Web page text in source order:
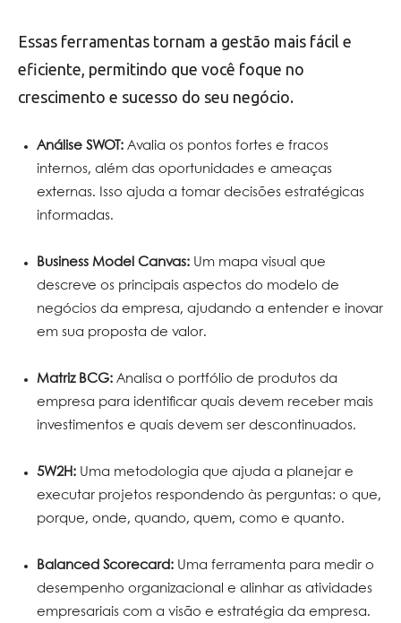
Essas ferramentas tornam a gestão mais fácil e
eficiente, permitindo que você foque no
crescimento e sucesso do seu negócio.
Análise SWOT: Avalia os pontos fortes e fracos
internos, além das oportunidades e ameaças
externas. Isso ajuda a tomar decisões estratégicas
informadas.
Business Model Canvas: Um mapa visual que
descreve os principais aspectos do modelo de
negócios da empresa, ajudando a entender e inovar
em sua proposta de valor.
Matriz BCG: Analisa o portfólio de produtos da
empresa para identificar quais devem receber mais
investimentos e quais devem ser descontinuados.
5W2H: Uma metodologia que ajuda a planejar e
executar projetos respondendo às perguntas: o que,
porque, onde, quando, quem, como e quanto.
Balanced Scorecard: Uma ferramenta para medir o
desempenho organizacional e alinhar as atividades
empresariais com a visão e estratégia da empresa.